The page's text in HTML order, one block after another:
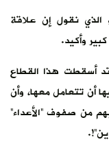
الذي نقول إن علاقة
وأكيد.
قد أسقطت هذا القطاع
أن تتعامل معها، وأن
من صفوف “الأعداء”